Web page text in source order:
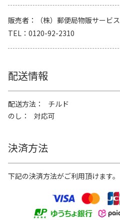
販売者
（株）郵便局物販サービス
TEL
0120-92-2310
配送情報
配送方法
チルド
のし
対応可
決済方法
下記の決済方法がご利用頂けます。